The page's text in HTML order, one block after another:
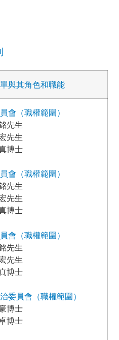
與其角色和職能
會（職權範圍）
先生
先生
博士
會（職權範圍）
先生
先生
博士
會（職權範圍）
先生
先生
博士
委員會（職權範圍）
博士
博士